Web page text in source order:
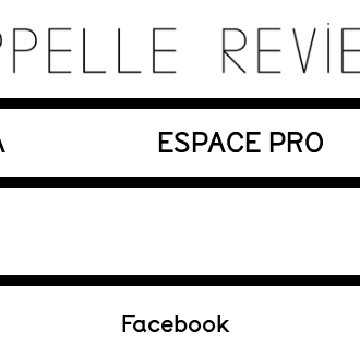
et compositions sonores au
ESPACE PRO
Facebook